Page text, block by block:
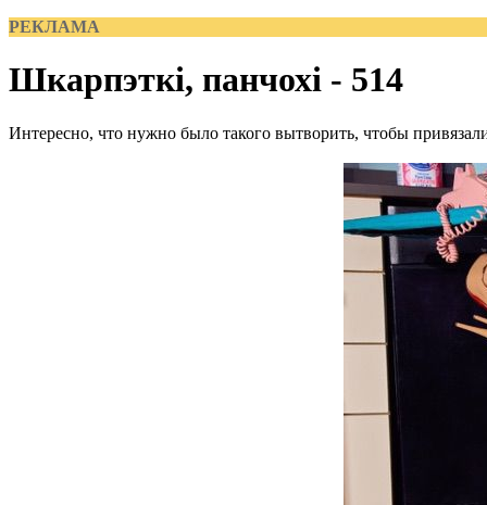
РЕКЛАМА
Шкарпэткі, панчохі - 514
Интересно, что нужно было такого вытворить, чтобы